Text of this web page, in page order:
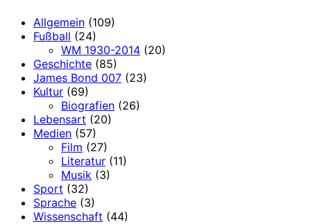
Allgemein (109)
Fußball (24)
WM 1930-2014 (20)
Geschichte (85)
James Bond 007 (23)
Kultur (69)
Biografien (26)
Lebensart (20)
Medien (57)
Film (27)
Literatur (11)
Musik (3)
Sport (32)
Sprache (3)
Wissenschaft (44)